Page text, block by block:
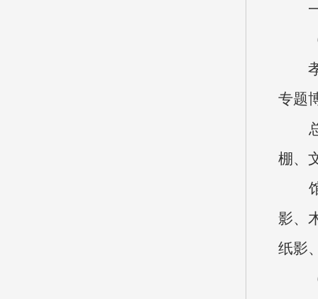
孝
专题
总
棚、
馆
影、
纸影